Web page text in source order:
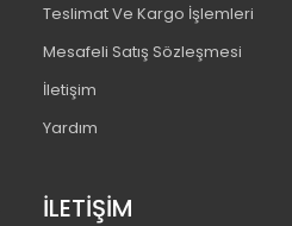
Teslimat Ve Kargo İşlemleri
Mesafeli Satış Sözleşmesi
İletişim
Yardım
İLETİŞİM